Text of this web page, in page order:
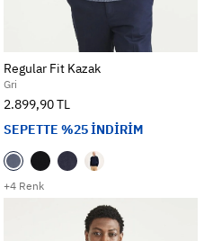
+4 Renk
Regular Fit Kazak
Gri
2.899,90 TL
SEPETTE %25 İNDİRİM